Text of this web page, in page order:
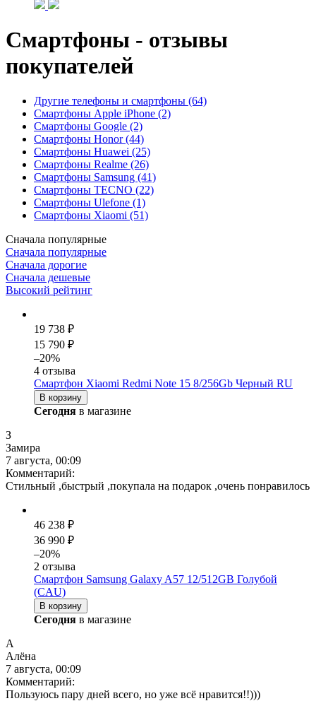
Смартфоны - отзывы
покупателей
Другие телефоны и смартфоны (64)
Смартфоны Apple iPhone (2)
Смартфоны Google (2)
Смартфоны Honor (44)
Смартфоны Huawei (25)
Смартфоны Realme (26)
Смартфоны Samsung (41)
Смартфоны TECNO (22)
Смартфоны Ulefone (1)
Смартфоны Xiaomi (51)
Сначала популярные
Сначала популярные
Сначала дорогие
Сначала дешевые
Высокий рейтинг
19 738 ₽
15 790 ₽
–20%
4 отзыва
Смартфон Xiaomi Redmi Note 15 8/256Gb Черный RU
В корзину
Сегодня в магазине
З
Замира
7 августа, 00:09
Комментарий:
Стильный ,быстрый ,покупала на подарок ,очень понравилось
46 238 ₽
36 990 ₽
–20%
2 отзыва
Смартфон Samsung Galaxy A57 12/512GB Голубой
(CAU)
В корзину
Сегодня в магазине
А
Алёна
7 августа, 00:09
Комментарий:
Пользуюсь пару дней всего, но уже всё нравится!!)))